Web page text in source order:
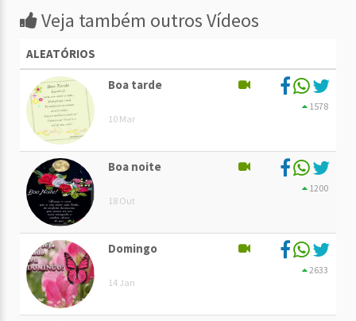
Veja também outros Vídeos
ALEATÓRIOS
Boa tarde
10 Mar
1578
Boa noite
18 Out
1200
Domingo
14 Jan
2633